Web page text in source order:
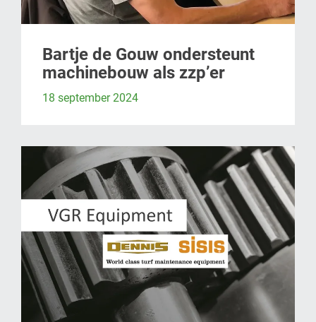
Bartje de Gouw ondersteunt
machinebouw als zzp’er
18 september 2024